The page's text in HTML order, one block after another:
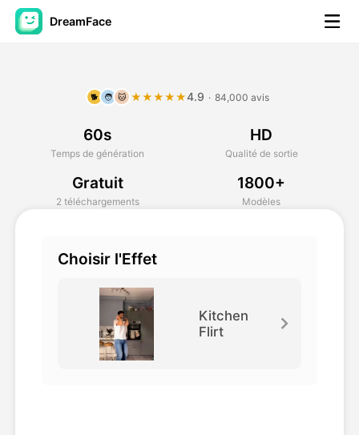
DreamFace
Vidéo d'avatar
AI vidéo
Photos d'IA
🐕 🧑 🐱 ★★★★★4.9 · 84,000 avis
60s
Temps de génération
HD
Qualité de sortie
Gratuit
2 téléchargements
1800+
Modèles
Choisir l'Effet
Kitchen
Flirt